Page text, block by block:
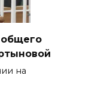
общего
на